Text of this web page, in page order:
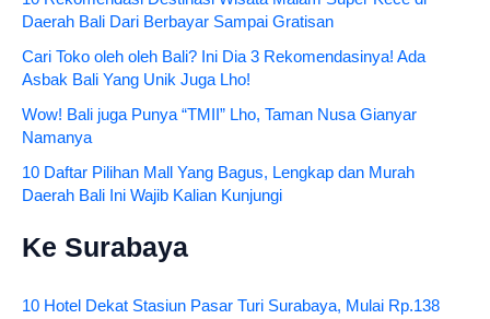
Daerah Bali Dari Berbayar Sampai Gratisan
Cari Toko oleh oleh Bali? Ini Dia 3 Rekomendasinya! Ada
Asbak Bali Yang Unik Juga Lho!
Wow! Bali juga Punya “TMII” Lho, Taman Nusa Gianyar
Namanya
10 Daftar Pilihan Mall Yang Bagus, Lengkap dan Murah
Daerah Bali Ini Wajib Kalian Kunjungi
Ke Surabaya
10 Hotel Dekat Stasiun Pasar Turi Surabaya, Mulai Rp.138